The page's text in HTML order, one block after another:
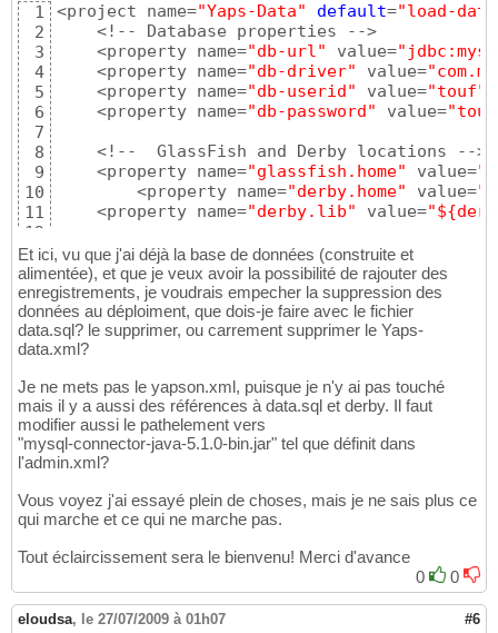
17
    <property name=
"db.url" value=
1
2
3
4
5
6
7
8
9
10
11
12
13
14
15
16
17
18
20
21
22
23
24
25
26
27
28
30
31
<project name="Yaps-Data" default="load-
    <!-- Database properties -->
    <property name=
"db-url" value=
    <property name=
"db-driver" value=
    <property name=
"db-userid" value="touf"
    <property name=
"db-password" value=
    <!--  GlassFish and Derby locations -->
    <property name=
"glassfish.home" value=
	<property name=
"derby.home" value=
    <property name=
"derby.lib" value=
    <!-- Classpath -->
    <path id=
"classpath">
        <!-- Derby classes -->
        <pathelement location=
    </path>
<!-- Ant task used to load data on the
    <target name=
"load-data">
        <sql driver=
"${db-driver}"
         url=
"${db-url}"
         userid=
         password=
"${db-password}"
         autocommit=
"yes"
         onerror=
"continue"
         caching=
"yes"
            <classpath refid=
"classpath"/>
        </sql>
Et ici, vu que j'ai déjà la base de données (construite et
alimentée), et que je veux avoir la possibilité de rajouter des
enregistrements, je voudrais empecher la suppression des
données au déploiment, que dois-je faire avec le fichier
data.sql? le supprimer, ou carrement supprimer le Yaps-
data.xml?
Je ne mets pas le yapson.xml, puisque je n'y ai pas touché
mais il y a aussi des références à data.sql et derby. Il faut
modifier aussi le pathelement vers
"mysql-connector-java-5.1.0-bin.jar" tel que définit dans
l'admin.xml?
Vous voyez j'ai essayé plein de choses, mais je ne sais plus ce
qui marche et ce qui ne marche pas.
Tout éclaircissement sera le bienvenu! Merci d'avance
0
0
eloudsa, le 27/07/2009 à 01h07 #6